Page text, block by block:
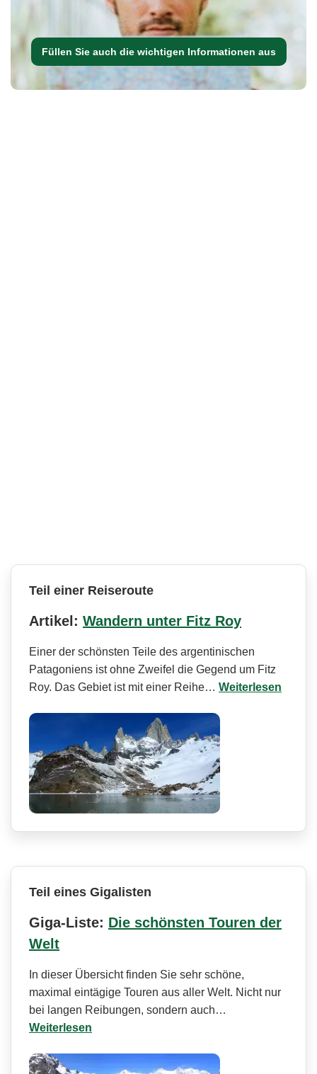
Füllen Sie auch die wichtigen Informationen aus
Teil einer Reiseroute
Artikel: Wandern unter Fitz Roy
Einer der schönsten Teile des argentinischen
Patagoniens ist ohne Zweifel die Gegend um Fitz
Roy. Das Gebiet ist mit einer Reihe… Weiterlesen
Teil eines Gigalisten
Giga-Liste: Die schönsten Touren der
Welt
In dieser Übersicht finden Sie sehr schöne,
maximal eintägige Touren aus aller Welt. Nicht nur
bei langen Reibungen, sondern auch…
Weiterlesen